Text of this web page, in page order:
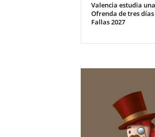
Valencia estudia una
Ofrenda de tres
Fallas 2027